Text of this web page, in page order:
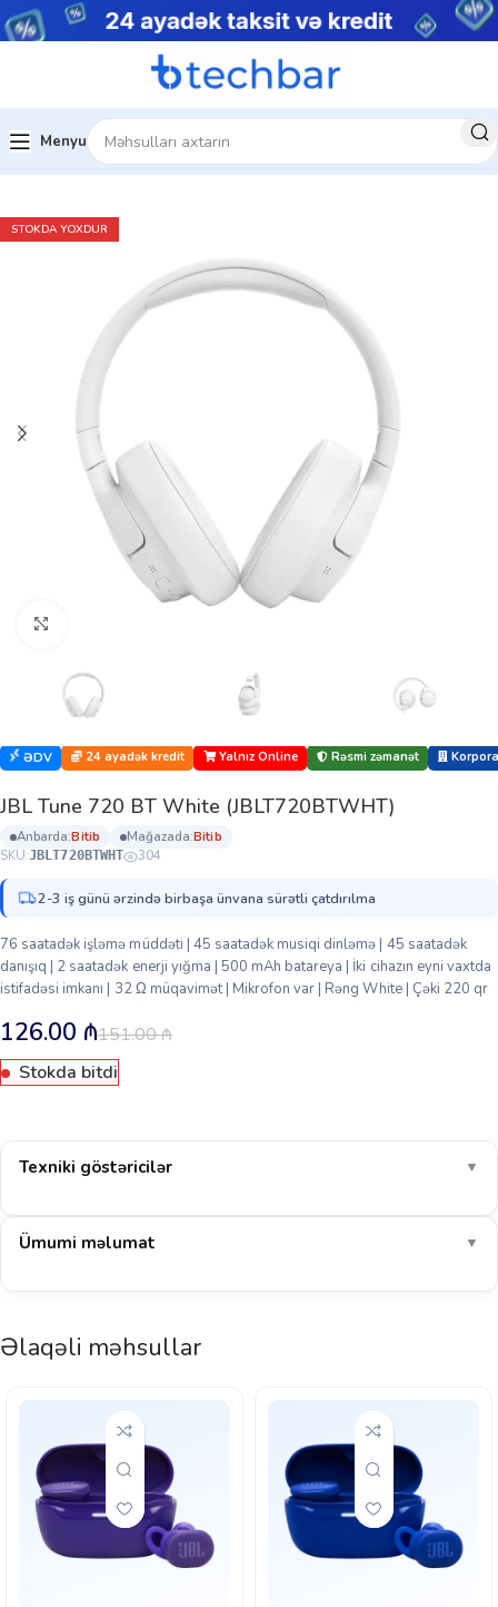
Menyu
aksesuarları Telefon üçün qulaqlıq
STOKDA YOXDUR
ƏDV 24 ayadək kredit Yalnız Online Rəsmi zəmanət
JBL Tune 720 BT White (JBLT720BTWHT)
anbarda: bi̇ti̇b mağazada: bi̇ti̇b
SKU:JBLT720BTWHT 304
2-3 iş günü ərzində birbaşa ünvana sürətli çatdırılma
76 saatadək işləmə müddəti | 45 saatadək musiqi dinləmə | 45 saatadək
danışıq | 2 saatadək enerji yığma | 500 mAh batareya | İki cihazın eyni vaxtda
istifadəsi imkanı | 32 Ω müqavimət | Mikrofon var | Rəng White | Çəki 220 qr
151.00₼
126.00 ₼
Stokda bitdi
Texniki göstəricilər ▼
Ümumi məlumat ▼
Əlaqəli məhsullar